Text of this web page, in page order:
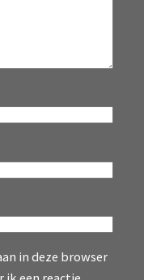
in deze browser